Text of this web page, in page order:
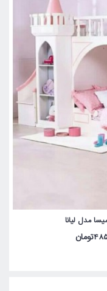
مدل لیانا